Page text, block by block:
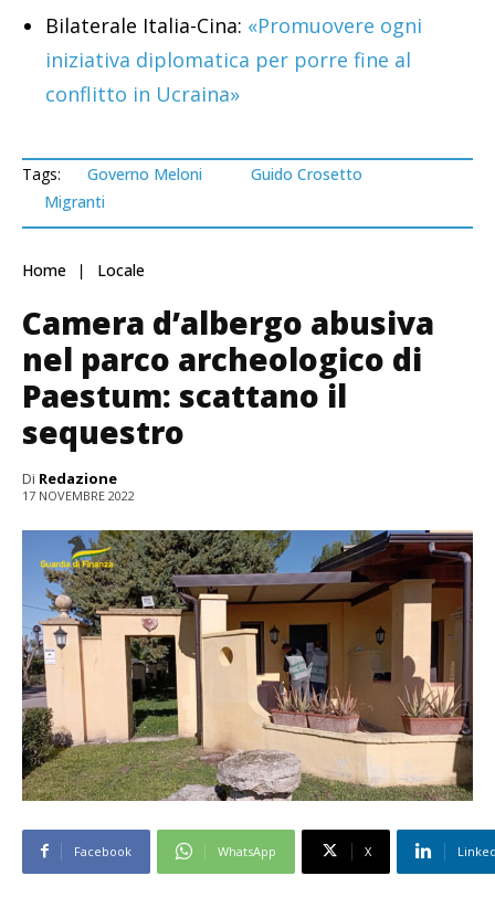
Bilaterale Italia-Cina: «Promuovere ogni
iniziativa diplomatica per porre fine al
conflitto in Ucraina»
Tags: Governo Meloni
Guido Crosetto
Migranti
Home Locale
Camera d’albergo abusiva
nel parco archeologico di
Paestum: scattano il
sequestro
Di Redazione
17 NOVEMBRE 2022
Facebook WhatsApp X